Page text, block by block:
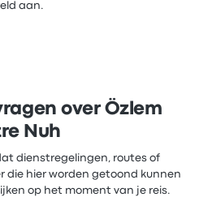
aan.
over Özlem
Nuh
dienstregelingen, routes of
die hier worden getoond kunnen
op het moment van je reis.